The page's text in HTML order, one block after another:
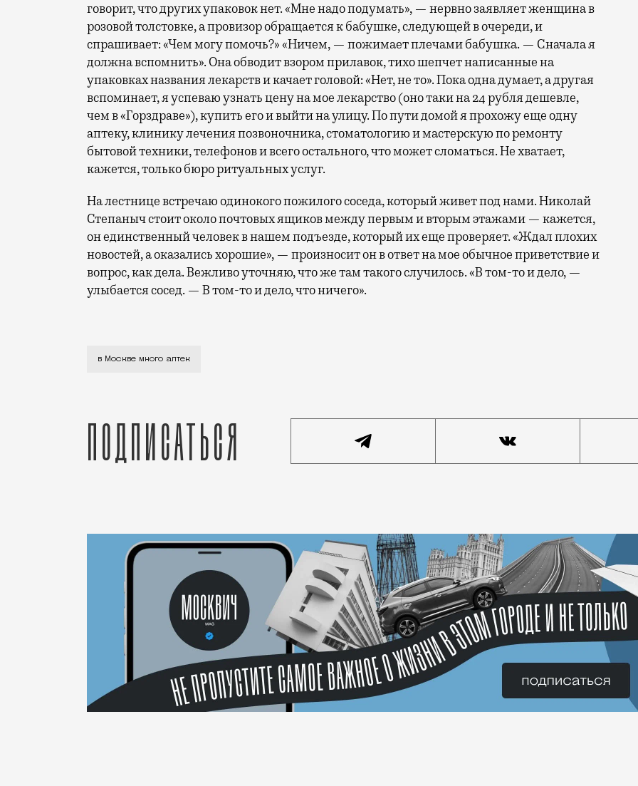
говорит, что других упаковок нет. «Мне надо подумать», — нервно заявляет женщина в
розовой толстовке, а провизор обращается к бабушке, следующей в очереди, и
спрашивает: «Чем могу помочь?» «Ничем, — пожимает плечами бабушка. — Сначала я
должна вспомнить». Она обводит взором прилавок, тихо шепчет написанные на
упаковках названия лекарств и качает головой: «Нет, не то». Пока одна думает, а другая
вспоминает, я успеваю узнать цену на мое лекарство (оно таки на 24 рубля дешевле,
чем в «Горздраве»), купить его и выйти на улицу. По пути домой я прохожу еще одну
аптеку, клинику лечения позвоночника, стоматологию и мастерскую по ремонту
бытовой техники, телефонов и всего остального, что может сломаться. Не хватает,
кажется, только бюро ритуальных услуг.
На лестнице встречаю одинокого пожилого соседа, который живет под нами. Николай
Степаныч стоит около почтовых ящиков между первым и вторым этажами — кажется,
он единственный человек в нашем подъезде, который их еще проверяет. «Ждал плохих
новостей, а оказались хорошие», — произносит он в ответ на мое обычное приветствие и
вопрос, как дела. Вежливо уточняю, что же там такого случилось. «В том-то и дело, —
улыбается сосед. — В том-то и дело, что ничего».
Мы живем на берегу невидимой реки: по руслу Фильки, которую давно убрали в подземный
в Москве много аптек
Подписаться